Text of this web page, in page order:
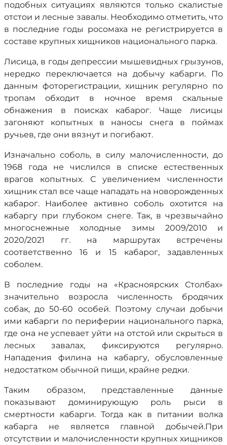
подобных ситуациях являются только скалистые
отстои и лесные завалы. Необходимо отметить, что
в последние годы росомаха не регистрируется в
составе крупных хищников национального парка.
Лисица, в годы депрессии мышевидных грызунов,
нередко переключается на добычу кабарги. По
данным фоторегистрации, хищник регулярно по
тропам обходит в ночное время скальные
обнажения в поисках кабарог. Чаще лисицы
загоняют копытных в наносы снега в поймах
ручьев, где они вязнут и погибают.
Изначально соболь, в силу малочисленности, до
1968 года не числился в списке естественных
врагов копытных. С увеличением численности
хищник стал все чаще нападать на новорожденных
кабарог. Наиболее активно соболь охотится на
кабаргу при глубоком снеге. Так, в чрезвычайно
многоснежные холодные зимы 2009/2010 и
2020/2021 гг. на маршрутах встречены
соответственно 16 и 15 кабарог, задавленных
соболем.
В последние годы на «Красноярских Столбах»
значительно возросла численность бродячих
собак, до 50-60 особей. Поэтому случаи добычи
ими кабарги по периферии национального парка,
где она не успевает уйти на отстой или скрыться в
лесных завалах, фиксируются регулярно.
Нападения филина на кабаргу, обусловленные
недостатком обычной пищи, крайне редки.
Таким образом, представленные данные
показывают доминирующую роль рыси в
смертности кабарги. Тогда как в питании волка
кабарга не является главной добычей.При
отсутствии и малочисленности крупных хищников